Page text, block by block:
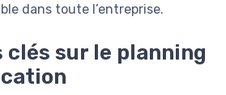
dans toute l’entreprise.
sur le planning